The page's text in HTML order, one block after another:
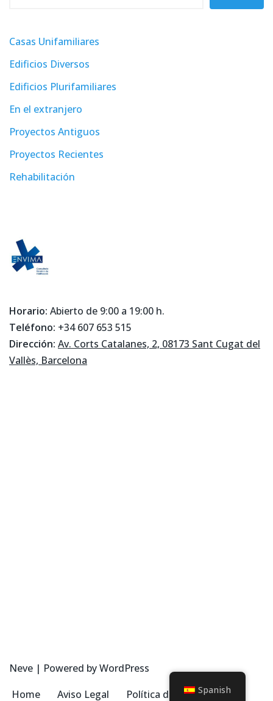
Casas Unifamiliares
Edificios Diversos
Edificios Plurifamiliares
En el extranjero
Proyectos Antiguos
Proyectos Recientes
Rehabilitación
Horario: Abierto de 9:00 a 19:00 h.
Teléfono: +34 607 653 515
Dirección: Av. Corts Catalanes, 2, 08173 Sant Cugat del
Vallès, Barcelona
Neve | Powered byWordPress
Home
Aviso Legal Política de Privacidad
Spanish